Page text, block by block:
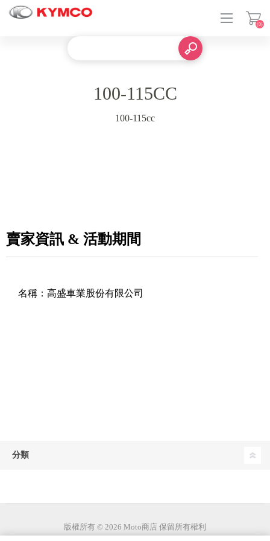
(0)
100-115CC
100-115cc
賣家資訊 & 活動期間
名稱： 高盛車業股份有限公司
分類
版權所有 © 2026 Moto商店 保留所有權利